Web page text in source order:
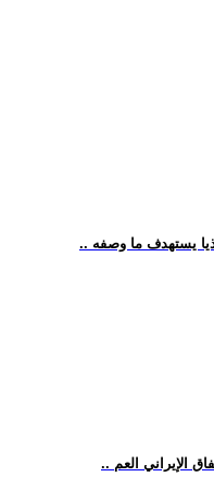
يستهدف ما وصفه
الإيراني العم